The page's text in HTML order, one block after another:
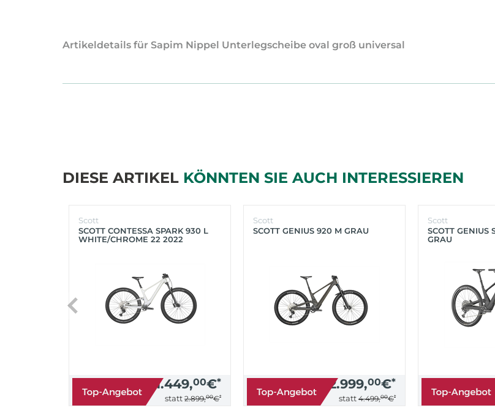
Artikeldetails für Sapim Nippel Unterlegscheibe oval groß universal
DIESE ARTIKEL KÖNNTEN SIE AUCH INTERESSIEREN
Scott
SCOTT CONTESSA SPARK 930 L
WHITE/CHROME 22 2022
1.449,00€*
statt 2.899,00€*
Scott
SCOTT GENIUS 920 M GRAU
2.999,00€*
statt 4.499,00€*
Scott
SCOTT GENIUS
GRAU